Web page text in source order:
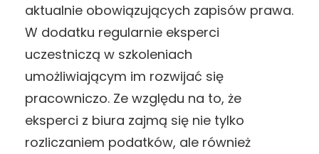
aktualnie obowiązujących zapisów prawa.
W dodatku regularnie eksperci
uczestniczą w szkoleniach
umożliwiającym im rozwijać się
pracowniczo. Ze względu na to, że
eksperci z biura zajmą się nie tylko
rozliczaniem podatków, ale również